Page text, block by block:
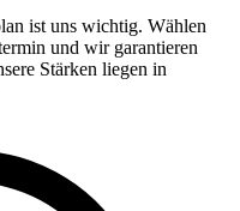
ist uns wichtig. Wählen
und wir garantieren
Stärken liegen in